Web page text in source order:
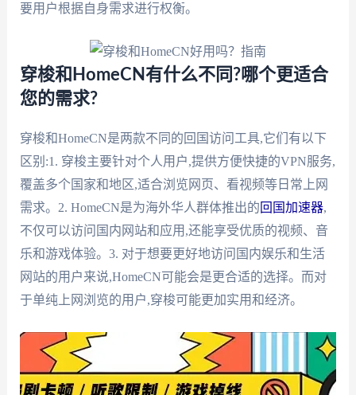
要用户根据自身需求进行权衡。
穿梭和HomeCN有什么不同?哪个更适合
您的需求?
穿梭和HomeCN是两款不同的回国访问工具,它们有以下
区别:1. 穿梭主要针对个人用户,提供方便快捷的VPN服务,
覆盖多个国家和地区,适合浏览网页、看视频等日常上网
需求。2. HomeCN是为海外华人群体推出的回国加速器,
不仅可以访问国内网站和应用,还能享受优质的视频、音
乐和游戏体验。3. 对于想要更好地访问国内娱乐和生活
网站的用户来说,HomeCN可能会是更合适的选择。而对
于单纯上网浏览的用户,穿梭可能更加实用和经济。